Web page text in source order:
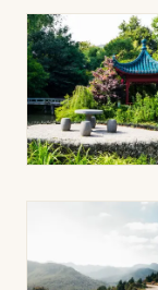
Newsletter
Actus à
Magazine à